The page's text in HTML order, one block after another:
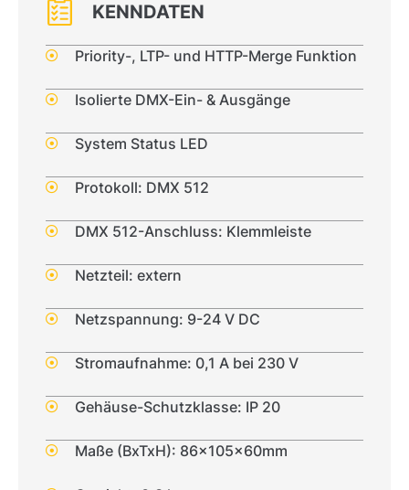
KENNDATEN
Priority-, LTP- und HTTP-Merge Funktion
Isolierte DMX-Ein- & Ausgänge
System Status LED
Protokoll: DMX 512
DMX 512-Anschluss: Klemmleiste
Netzteil: extern
Netzspannung: 9-24 V DC
Stromaufnahme: 0,1 A bei 230 V
Gehäuse-Schutzklasse: IP 20
Maße (BxTxH): 86x105x60mm